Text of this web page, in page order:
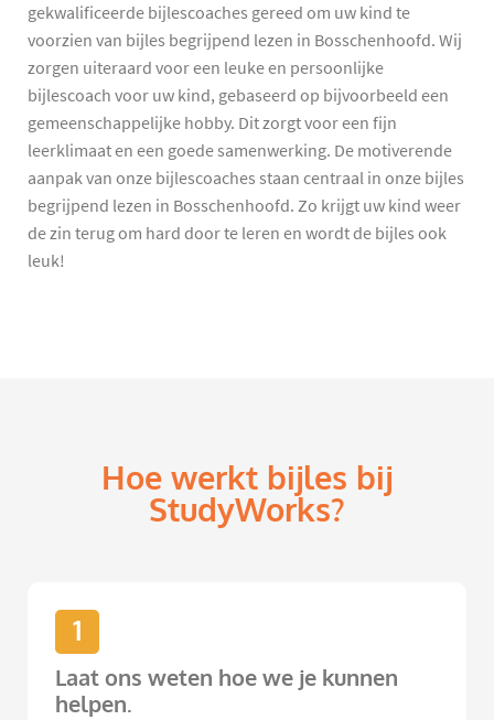
gekwalificeerde bijlescoaches gereed om uw kind te
voorzien van bijles begrijpend lezen in Bosschenhoofd. Wij
zorgen uiteraard voor een leuke en persoonlijke
bijlescoach voor uw kind, gebaseerd op bijvoorbeeld een
gemeenschappelijke hobby. Dit zorgt voor een fijn
leerklimaat en een goede samenwerking. De motiverende
aanpak van onze bijlescoaches staan centraal in onze bijles
begrijpend lezen in Bosschenhoofd. Zo krijgt uw kind weer
de zin terug om hard door te leren en wordt de bijles ook
leuk!
Hoe werkt bijles bij
StudyWorks?
1
Laat ons weten hoe we je kunnen
helpen.